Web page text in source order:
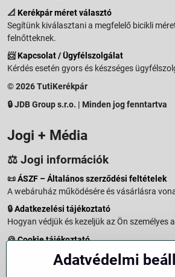
📐 Kerékpár méret választó
Segítünk kiválasztani a megfelelő bicikli
felnőtteknek.
📨Kapcsolat / Ügyfélszolgálat
Kérdés esetén gyors és készséges
© 2026 TutiKerékpár
🔒 JDB Group s.r.o. | Minden jog fenntartva
Jogi + Média
⚖️ Jogi információk
📜ÁSZF – Általános szerződési feltételek
A webáruház működésére és vásárlásra
🔒Adatkezelési tájékoztató
Hogyan védjük és kezeljük az Ön személyes
🍪Cookie tájékoztató
A weboldalon használt sütikről és
Adatvédelmi